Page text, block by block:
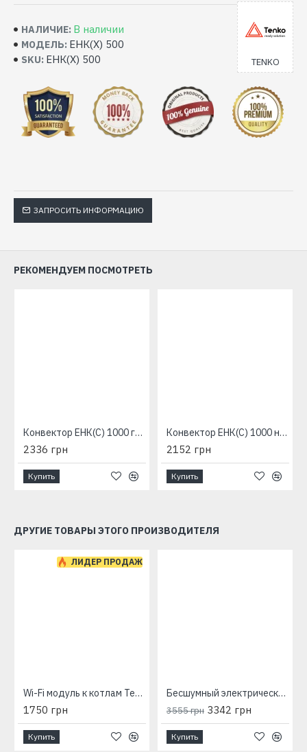
НАЛИЧИЕ: В наличии
МОДЕЛЬ: ЕНК(Х) 500
SKU: ЕНК(Х) 500 TENKO
ЗАПРОСИТЬ ИНФОРМАЦИЮ
РЕКОМЕНДУЕМ ПОСМОТРЕТЬ
Конвектор ЕНК(С) 1000 графит настенный
2336 грн
Купить
Конвектор ЕНК(С) 1000 настенный
2152 грн
Купить
ДРУГИЕ ТОВАРЫ ЭТОГО ПРОИЗВОДИТЕЛЯ
ЛИДЕР ПРОДАЖ
Wi-Fi модуль к котлам Tenko Premium
1750 грн
Купить
Бесшумный электрический котел Neon Мини 2 кВт 230 В
3555 грн 3342 грн
Купить